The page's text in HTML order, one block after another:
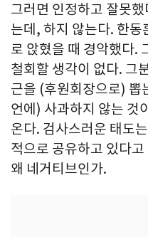
그러면 인정하고 잘못
는데, 하지 않는다. 한
로 앉혔을 때 경악했다.
철회할 생각이 없다. 그
근을 (후원회장으로) 뽑
언에) 사과하지 않는 것
온다. 검사스러운 태도
적으로 공유하고 있다
왜 네거티브인가.